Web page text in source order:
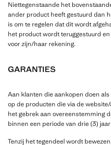
Niettegenstaande het
ander product heeft gestuurd dan
is om te regelen dat dit wordt
het product wordt teruggestuurd
voor zijn/haar rekening.
GARANTIES
Aan klanten die aankopen doen
op de producten die via de
het gebrek aan overeenstemming
binnen een periode van drie (3)
Tenzij het tegendeel wordt